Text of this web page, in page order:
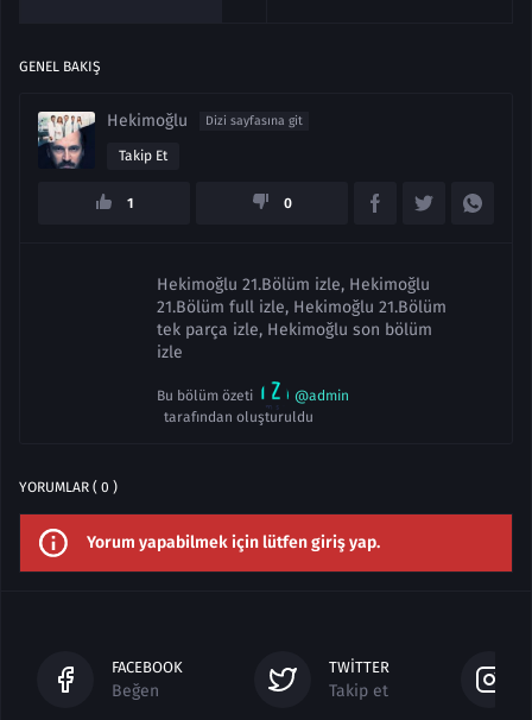
GENEL BAKIŞ
Hekimoğlu Dizi sayfasına git
Takip Et
1 0
Hekimoğlu 21.Bölüm izle, Hekimoğlu
21.Bölüm full izle, Hekimoğlu 21.Bölüm
tek parça izle, Hekimoğlu son bölüm
izle
Bu bölüm özeti
@admin
tarafından oluşturuldu
YORUMLAR ( 0 )
Yorum yapabilmek için lütfen giriş yap.
FACEBOOK
Beğen
TWITTER
Takip et